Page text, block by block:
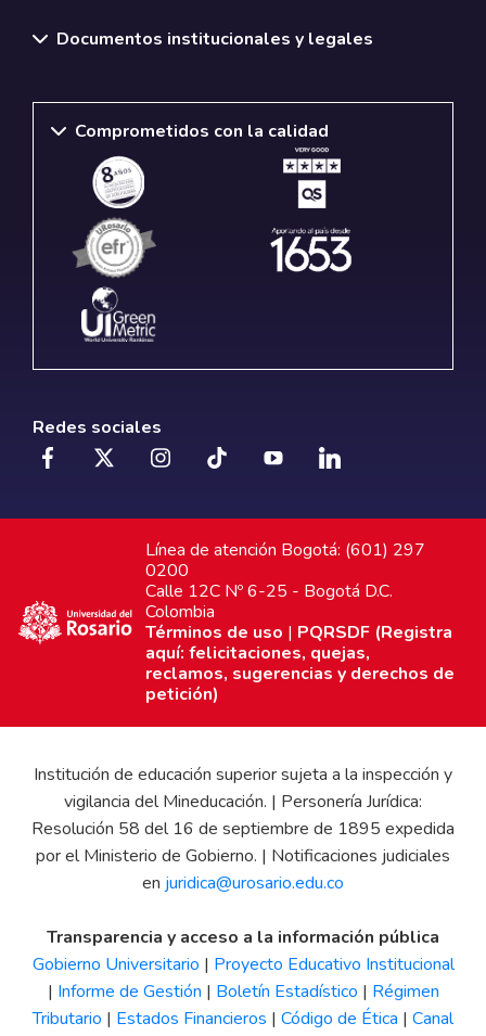
Documentos institucionales y legales
Comprometidos con la calidad
Redes sociales
Línea de atención Bogotá: (601) 297
0200
Calle 12C Nº 6-25 - Bogotá D.C.
Colombia
Términos de uso | PQRSDF (Registra
aquí: felicitaciones, quejas,
reclamos, sugerencias y derechos de
petición)
Institución de educación superior sujeta a la inspección y
vigilancia del Mineducación. | Personería Jurídica:
Resolución 58 del 16 de septiembre de 1895 expedida
por el Ministerio de Gobierno. | Notificaciones judiciales
en juridica@urosario.edu.co
Transparencia y acceso a la información pública
Gobierno Universitario | Proyecto Educativo Institucional
| Informe de Gestión | Boletín Estadístico | Régimen
Tributario | Estados Financieros | Código de Ética | Canal